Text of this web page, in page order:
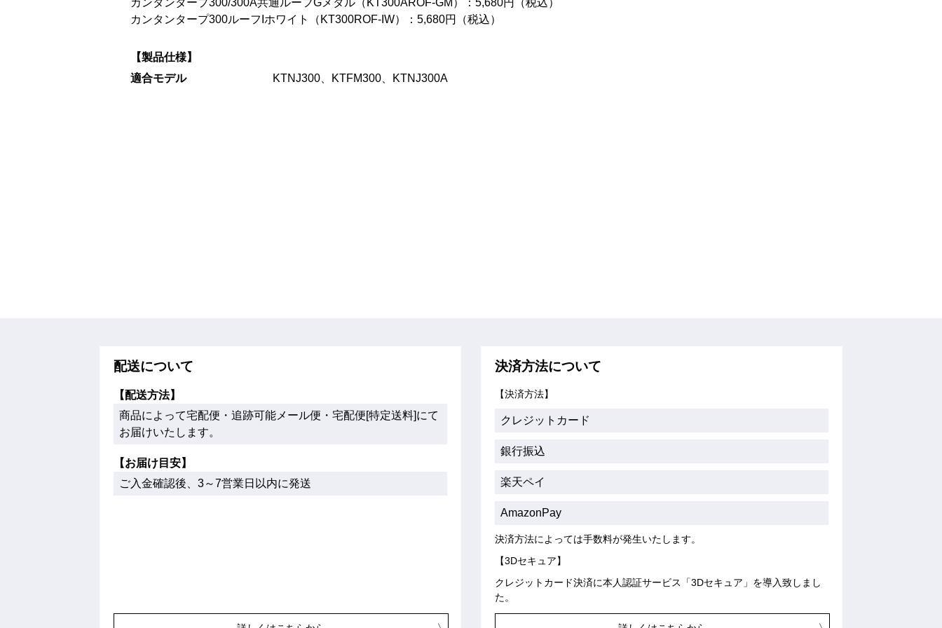
カンタンタープ300/300A共通ルーフGメタル（KT300AROF-GM）：5,680円（税込）
カンタンタープ300ルーフIホワイト（KT300ROF-IW）：5,680円（税込）
【製品仕様】
適合モデル
KTNJ300、KTFM300、KTNJ300A
配送について
【配送方法】
商品によって宅配便・追跡可能メール便・宅配便[特定送料]にて
お届けいたします。
【お届け目安】
ご入金確認後、3～7営業日以内に発送
決済方法について
【決済方法】
クレジットカード
銀行振込
楽天ペイ
AmazonPay
決済方法によっては手数料が発生いたします。
【3Dセキュア】
クレジットカード決済に本人認証サービス「3Dセキュア」を導入致しまし
た。